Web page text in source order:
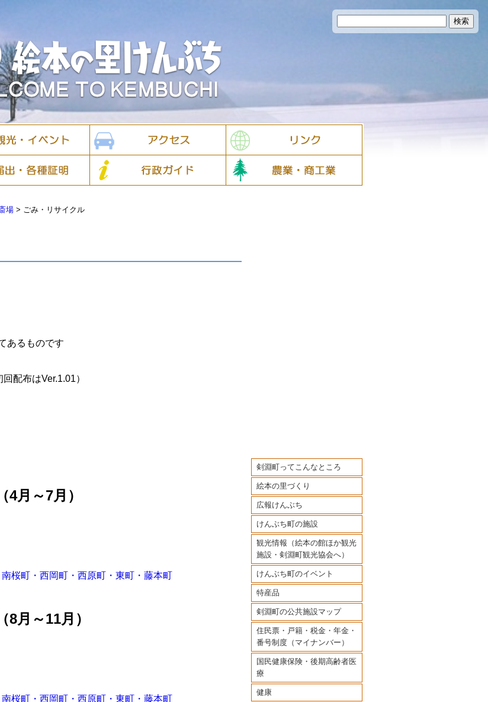
場 > ごみ・リサイクル
剣淵町ってこんなところ
絵本の里づくり
広報けんぶち
けんぶち町の施設
観光情報（絵本の館ほか観光
施設・剣淵町観光協会へ）
けんぶち町のイベント
特産品
剣淵町の公共施設マップ
住民票・戸籍・税金・年金・
番号制度（マイナンバー）
国民健康保険・後期高齢者医
療
健康
あるものです
配布はVer.1.01）
月～7月）
桜町・西岡町・西原町・東町・藤本町
月～11月）
桜町・西岡町・西原町・東町・藤本町